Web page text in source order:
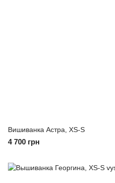
Вишиванка Астра, XS-S
4 700 грн